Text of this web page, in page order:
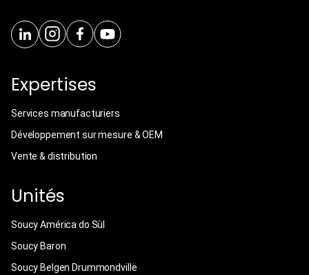
Expertises
Services manufacturiers
Développement sur mesure & OEM
Vente & distribution
Unités
Soucy América do Sùl
Soucy Baron
Soucy Belgen Drummondville